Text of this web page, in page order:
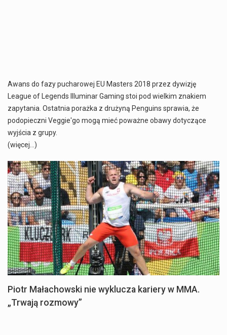
Awans do fazy pucharowej EU Masters 2018 przez dywizję
League of Legends Illuminar Gaming stoi pod wielkim znakiem
zapytania. Ostatnia porażka z drużyną Penguins sprawia, że
podopieczni Veggie'go mogą mieć poważne obawy dotyczące
wyjścia z grupy.
(więcej…)
Piotr Małachowski nie wyklucza kariery w MMA.
„Trwają rozmowy”